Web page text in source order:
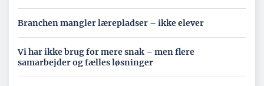
Branchen mangler lærepladser – ikke elever
Vi har ikke brug for mere snak – men flere
samarbejder og fælles løsninger